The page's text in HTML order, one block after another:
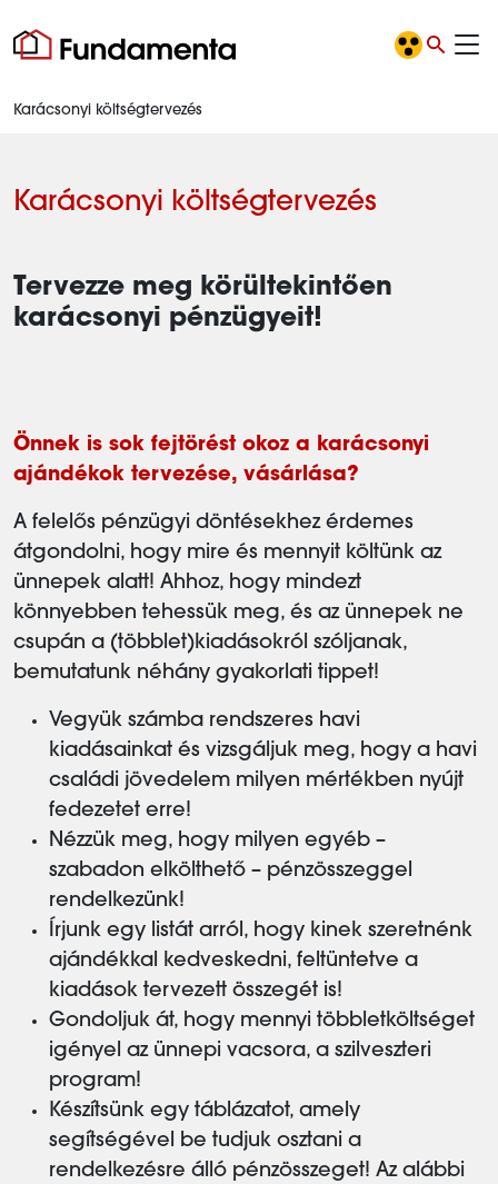
Karácsonyi költségtervezés
Karácsonyi költségtervezés
Tervezze meg körültekintően
karácsonyi pénzügyeit!
Önnek is sok fejtörést okoz a karácsonyi
ajándékok tervezése, vásárlása?
A felelős pénzügyi döntésekhez érdemes
átgondolni, hogy mire és mennyit költünk az
ünnepek alatt! Ahhoz, hogy mindezt
könnyebben tehessük meg, és az ünnepek ne
csupán a (többlet)kiadásokról szóljanak,
bemutatunk néhány gyakorlati tippet!
Vegyük számba rendszeres havi
kiadásainkat és vizsgáljuk meg, hogy a havi
családi jövedelem milyen mértékben nyújt
fedezetet erre!
Nézzük meg, hogy milyen egyéb –
szabadon elkölthető – pénzösszeggel
rendelkezünk!
Írjunk egy listát arról, hogy kinek szeretnénk
ajándékkal kedveskedni, feltüntetve a
kiadások tervezett összegét is!
Gondoljuk át, hogy mennyi többletköltséget
igényel az ünnepi vacsora, a szilveszteri
program!
Készítsünk egy táblázatot, amely
segítségével be tudjuk osztani a
rendelkezésre álló pénzösszeget! Az alábbi